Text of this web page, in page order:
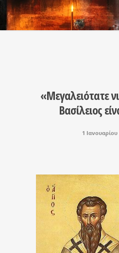
«Μεγαλειότατε
Βασίλειος
1 Ιανουαρίου